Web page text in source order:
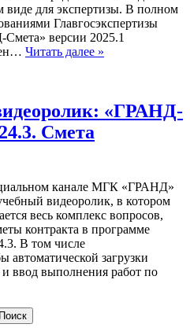
виде для экспертизы. В полном
Главгосэкспертизы
версии 2025.1
Читать далее »
«ГРАНД-
Смета
канале МГК «ГРАНД»
видеоролик, в котором
весь комплекс вопросов,
контракта в программе
В том числе
автоматической загрузки
ввод выполнения работ по